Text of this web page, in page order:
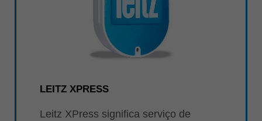
LEITZ XPRESS
Leitz XPress significa serviço de